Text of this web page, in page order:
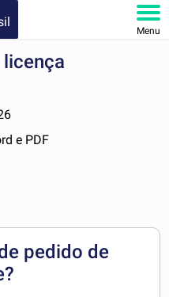
Menu
e PDF
pedido de